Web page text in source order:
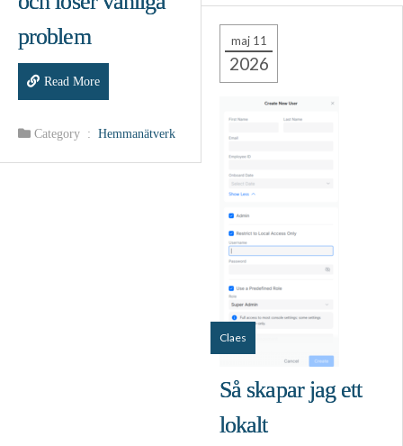
problem
Read More
Category : Hemmanätverk
maj 11
2026
Claes
Så skapar jag ett
lokalt